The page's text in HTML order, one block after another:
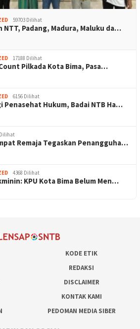
59703 Dilihat
NTT, Padang, Madura, Maluku da…
17188 Dilihat
Pilkada Kota Bima, Pasa…
6156 Dilihat
Penasehat Hukum, Badai NTB Ha…
Remaja Tegaskan Penangguha…
4368 Dilihat
KPU Kota Bima Belum Men…
KODE ETIK
REDAKSI
DISCLAIMER
KONTAK KAMI
PEDOMAN MEDIA SIBER